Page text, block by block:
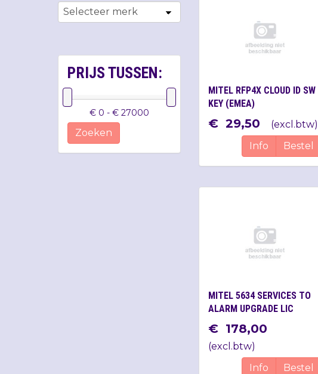
PRIJS TUSSEN:
€ 0 - € 27000
Zoeken
MITEL RFP4X CLOUD ID SW
KEY (EMEA)
€ 29,50 (excl.btw)
Info
Bestel
MITEL 5634 SERVICES TO
ALARM UPGRADE LIC
€ 178,00
(excl.btw)
Info
Bestel